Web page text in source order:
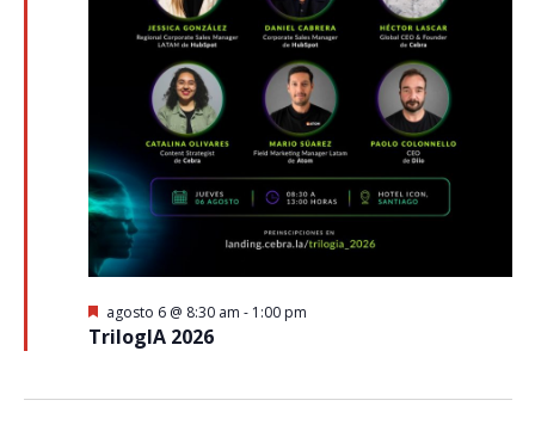
TrilogIA 2026
Destacado
agosto 6 @ 8:30 am - 1:00 pm